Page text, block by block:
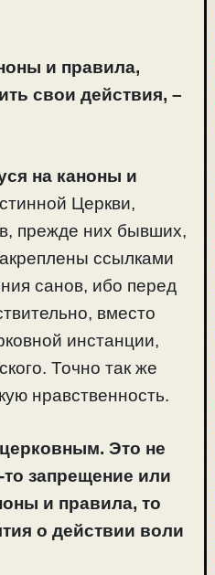
и правила,
свои действия, –
на каноны и
Церкви,
прежде них бывших,
ссылками
санов, ибо перед
вместо
инстанции,
Точно так же
нравственность.
Это не
запрещение или
и правила, то
о действии воли